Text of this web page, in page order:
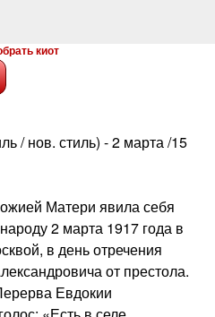
киот
/ нов. стиль) - 2 марта /15
Матери явила себя
2 марта 1917 года в
в день отречения
от престола.
Евдокии